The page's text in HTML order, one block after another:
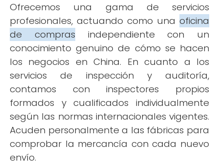
Ofrecemos una gama de servicios
profesionales, actuando como una oficina
de compras independiente con un
conocimiento genuino de cómo se hacen
los negocios en China. En cuanto a los
servicios de inspección y auditoría,
contamos con inspectores propios
formados y cualificados individualmente
según las normas internacionales vigentes.
Acuden personalmente a las fábricas para
comprobar la mercancía con cada nuevo
envío.